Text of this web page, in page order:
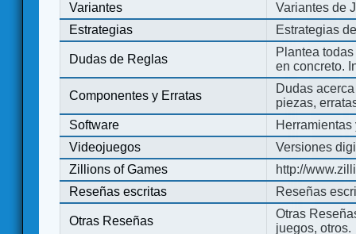
Variantes
Variantes de
Estrategias
Estrategias
Dudas de Reglas
Plantea
en concreto.
Componentes y Erratas
Dudas
piezas,
Software
Videojuegos
Versiones
Zillions of Games
http://
Reseñas escritas
Reseñas
Otras Reseñas
Otras
juegos, otros.